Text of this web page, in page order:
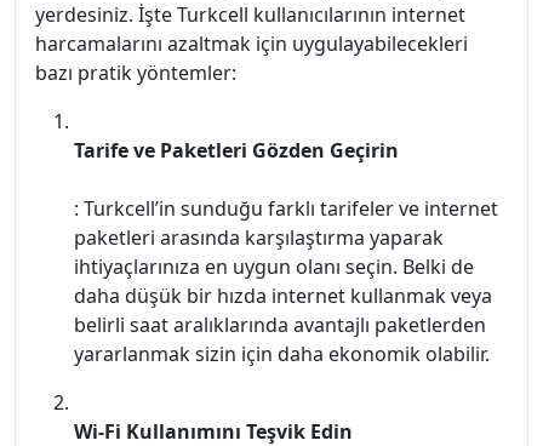
yerdesiniz. İşte Turkcell kullanıcılarının internet
harcamalarını azaltmak için uygulayabilecekleri
bazı pratik yöntemler:
Tarife ve Paketleri Gözden Geçirin
: Turkcell’in sunduğu farklı tarifeler ve internet
paketleri arasında karşılaştırma yaparak
ihtiyaçlarınıza en uygun olanı seçin. Belki de
daha düşük bir hızda internet kullanmak veya
belirli saat aralıklarında avantajlı paketlerden
yararlanmak sizin için daha ekonomik olabilir.
Wi-Fi Kullanımını Teşvik Edin